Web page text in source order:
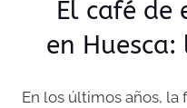
El café de
en
En los últimos años, la